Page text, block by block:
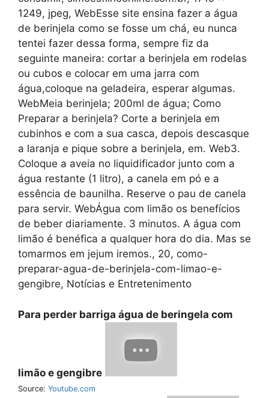
1249, jpeg, WebEsse site ensina fazer a água
de berinjela como se fosse um chá, eu nunca
tentei fazer dessa forma, sempre fiz da
seguinte maneira: cortar a berinjela em rodelas
ou cubos e colocar em uma jarra com
água,coloque na geladeira, esperar algumas.
WebMeia berinjela; 200ml de água; Como
Preparar a berinjela? Corte a berinjela em
cubinhos e com a sua casca, depois descasque
a laranja e pique sobre a berinjela, em. Web3.
Coloque a aveia no liquidificador junto com a
água restante (1 litro), a canela em pó e a
essência de baunilha. Reserve o pau de canela
para servir. WebÁgua com limão os benefícios
de beber diariamente. 3 minutos. A água com
limão é benéfica a qualquer hora do dia. Mas se
tomarmos em jejum iremos., 20, como-
preparar-agua-de-berinjela-com-limao-e-
gengibre, Notícias e Entretenimento
Para perder barriga água de beringela com
limão e gengibre
Source: Youtube.com